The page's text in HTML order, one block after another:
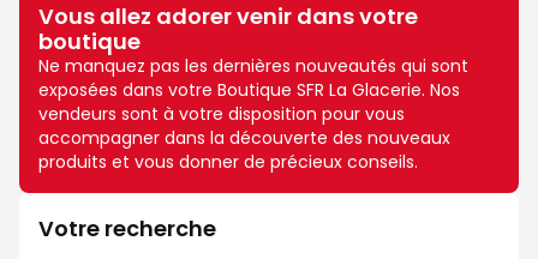
Vous allez adorer venir dans votre
boutique
Ne manquez pas les dernières nouveautés qui sont
exposées dans votre Boutique SFR La Glacerie. Nos
vendeurs sont à votre disposition pour vous
accompagner dans la découverte des nouveaux
produits et vous donner de précieux conseils.
Votre recherche